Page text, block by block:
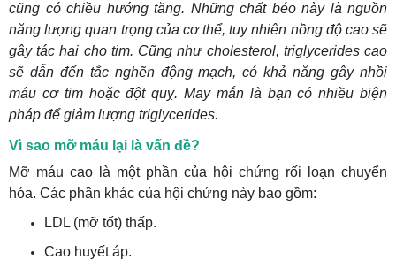
cũng có chiều hướng tăng. Những chất béo này là nguồn
năng lượng quan trọng của cơ thể, tuy nhiên nồng độ cao sẽ
gây tác hại cho tim. Cũng như cholesterol, triglycerides cao
sẽ dẫn đến tắc nghẽn động mạch, có khả năng gây nhồi
máu cơ tim hoặc đột quỵ. May mắn là bạn có nhiều biện
pháp để giảm lượng triglycerides.
Vì sao mỡ máu lại là vấn đề?
Mỡ máu cao là một phần của hội chứng rối loạn chuyển
hóa. Các phần khác của hội chứng này bao gồm:
LDL (mỡ tốt) thấp.
Cao huyết áp.